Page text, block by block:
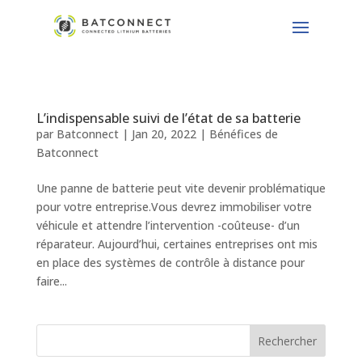
L’indispensable suivi de l’état de sa batterie
par Batconnect| Jan 20, 2022| Bénéfices de
Batconnect
Une panne de batterie peut vite devenir problématique
pour votre entreprise.Vous devrez immobiliser votre
véhicule et attendre l’intervention -coûteuse- d’un
réparateur. Aujourd’hui, certaines entreprises ont mis
en place des systèmes de contrôle à distance pour
faire...
Rechercher